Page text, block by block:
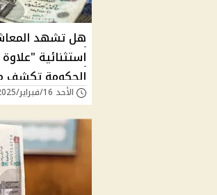
هل تشهد
استثنائية
الحكومة تكشف
الأحد 16/فبراير/2025 - 11:18 ص